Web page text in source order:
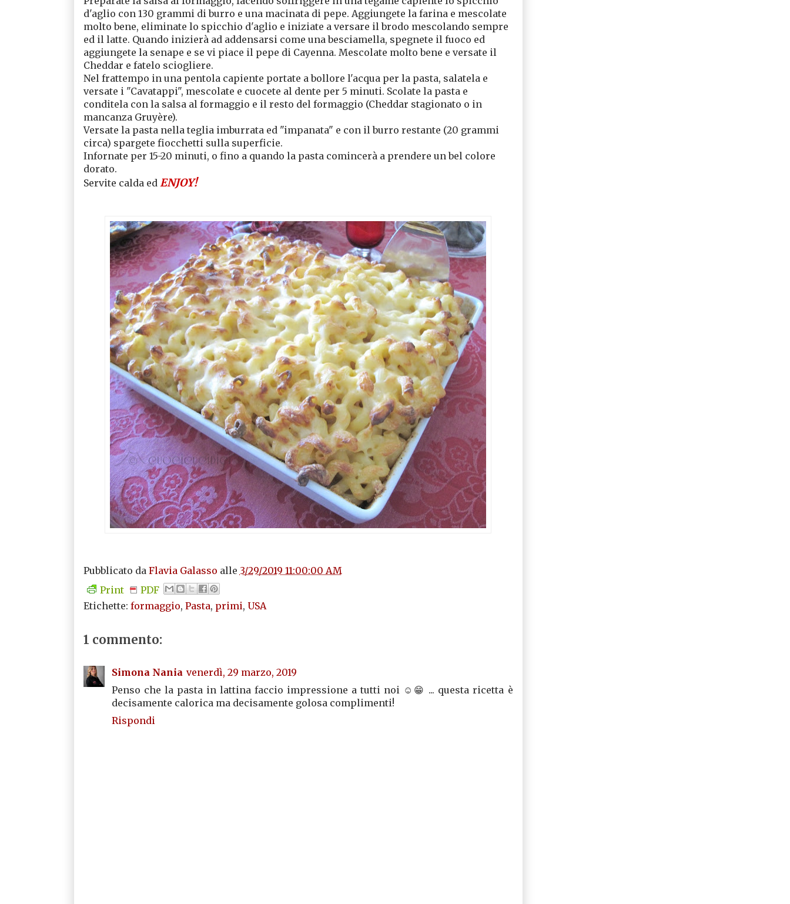
d'aglio con 130 grammi di burro e una macinata di pepe. Aggiungete la farina e mescolate
molto bene, eliminate lo spicchio d'aglio e iniziate a versare il brodo mescolando sempre
ed il latte. Quando inizierà ad addensarsi come una besciamella, spegnete il fuoco ed
aggiungete la senape e se vi piace il pepe di Cayenna. Mescolate molto bene e versate il
Cheddar e fatelo sciogliere.
Nel frattempo in una pentola capiente portate a bollore l'acqua per la pasta, salatela e
versate i "Cavatappi", mescolate e cuocete al dente per 5 minuti. Scolate la pasta e
conditela con la salsa al formaggio e il resto del formaggio (Cheddar stagionato o in
mancanza Gruyère).
Versate la pasta nella teglia imburrata ed "impanata" e con il burro restante (20 grammi
circa) spargete fiocchetti sulla superficie.
Infornate per 15-20 minuti, o fino a quando la pasta comincerà a prendere un bel colore
dorato.
Servite calda ed ENJOY!
Pubblicato da Flavia Galasso alle 3/29/2019 11:00:00 AM
Print
PDF
Etichette: formaggio, Pasta, primi, USA
1 commento:
Simona Nania venerdì, 29 marzo, 2019
Penso che la pasta in lattina faccio impressione a tutti noi ☺️😁 ... questa ricetta è
decisamente calorica ma decisamente golosa complimenti!
Rispondi